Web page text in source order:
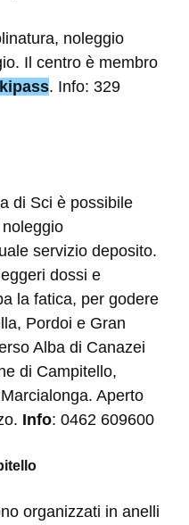
noleggio
Il centro è membro
. Info: 329
di Sci è possibile
servizio deposito.
dossi e
la fatica, per godere
Pordoi e Gran
Alba di Canazei
di Campitello,
Aperto
Info: 0462 609600
organizzati in anelli